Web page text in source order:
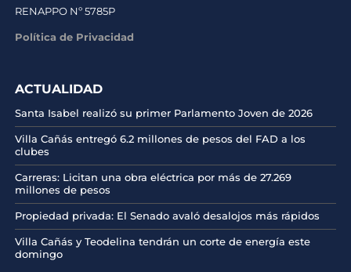
RENAPPO Nº 5785P
Política de Privacidad
ACTUALIDAD
Santa Isabel realizó su primer Parlamento Joven de 2026
Villa Cañás entregó 6.2 millones de pesos del FAD a los
clubes
Carreras: Licitan una obra eléctrica por más de 27.269
millones de pesos
Propiedad privada: El Senado avaló desalojos más rápidos
Villa Cañás y Teodelina tendrán un corte de energía este
domingo